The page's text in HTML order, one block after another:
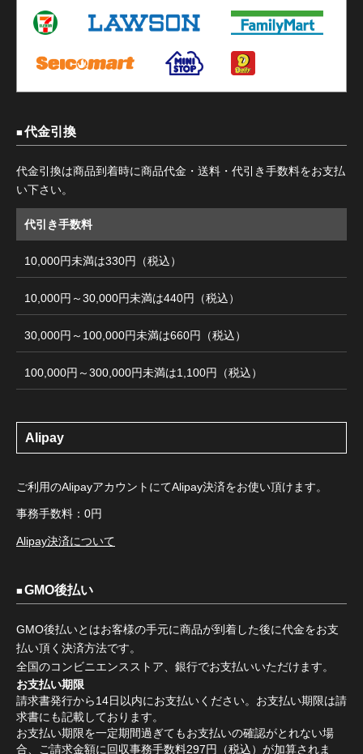
代金引換
代金引換は商品到着時に商品代金・送料・代引き手数料をお支払
い下さい。
代引き手数料
10,000円未満は330円（税込）
10,000円～30,000円未満は440円（税込）
30,000円～100,000円未満は660円（税込）
100,000円～300,000円未満は1,100円（税込）
Alipay
ご利用のAlipayアカウントにてAlipay決済をお使い頂けます。
事務手数料：0円
Alipay決済について
GMO後払い
GMO後払いとはお客様の手元に商品が到着した後に代金をお支
払い頂く決済方法です。
全国のコンビニエンスストア、銀行でお支払いいただけます。
お支払い期限
請求書発行から14日以内にお支払いください。お支払い期限は請
求書にも記載しております。
お支払い期限を一定期間過ぎてもお支払いの確認がとれない場
合、ご請求金額に回収事務手数料297円（税込）が加算されま